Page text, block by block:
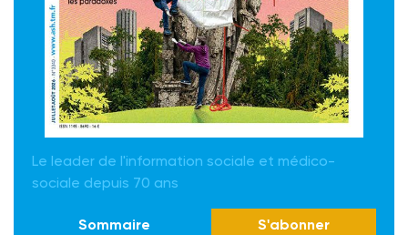
Le leader de l'information sociale et médico-
sociale depuis 70 ans
Sommaire S'abonner